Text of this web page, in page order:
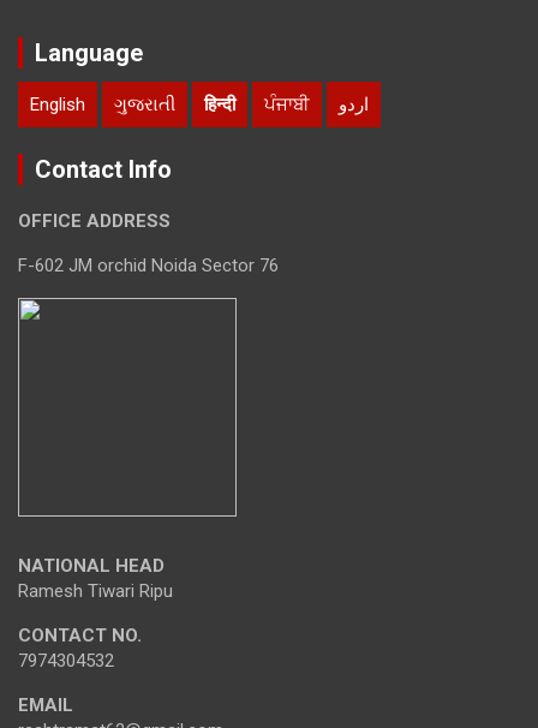
Language
English ગુજરાતી हिन्दी ਪੰਜਾਬੀ اردو
Contact Info
OFFICE ADDRESS
F-602 JM orchid Noida Sector 76
NATIONAL HEAD
Ramesh Tiwari Ripu
CONTACT NO.
7974304532
EMAIL